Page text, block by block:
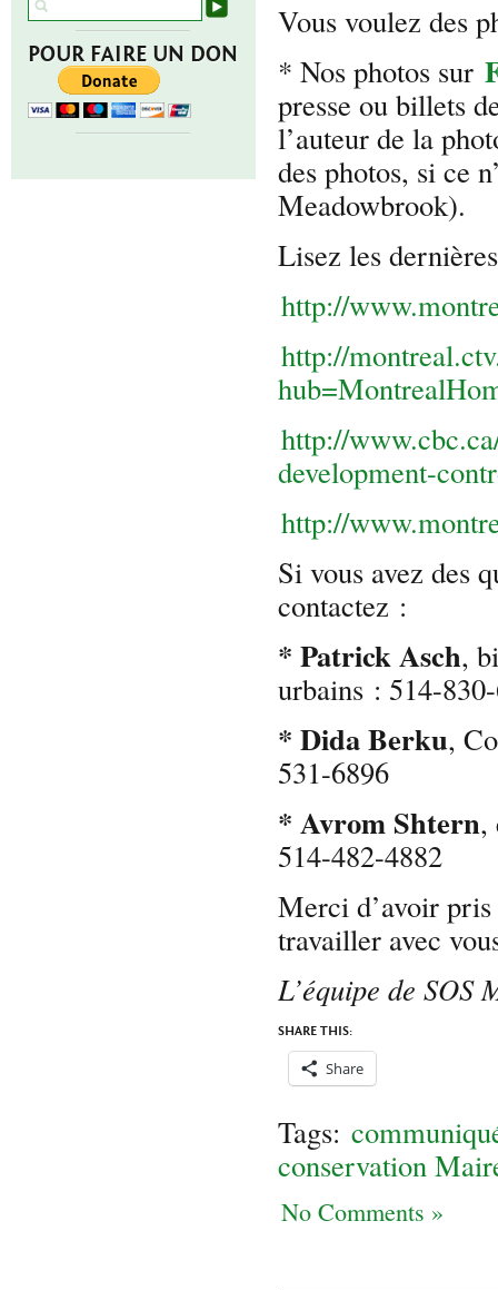
POUR FAIRE UN DON
Vous voulez des
* Nos photos sur
presse ou billets
l’auteur de la
des photos, si ce
Meadowbrook).
Lisez les
http://
http://
http://
development-
http://
Si vous avez des
contactez :
* Patrick Asch,
urbains : 514-
* Dida Berku,
531-6896
* Avrom Shtern,
514-482-4882
Merci d’avoir
travailler avec
L’équipe de SOS
SHARE THIS:
Share
Tags:
conservation
No Comments »